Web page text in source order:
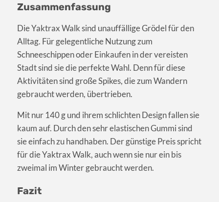
Zusammenfassung
Die Yaktrax Walk sind unauffällige Grödel für den
Alltag. Für gelegentliche Nutzung zum
Schneeschippen oder Einkaufen in der vereisten
Stadt sind sie die perfekte Wahl. Denn für diese
Aktivitäten sind große Spikes, die zum Wandern
gebraucht werden, übertrieben.
Mit nur 140 g und ihrem schlichten Design fallen sie
kaum auf. Durch den sehr elastischen Gummi sind
sie einfach zu handhaben. Der günstige Preis spricht
für die Yaktrax Walk, auch wenn sie nur ein bis
zweimal im Winter gebraucht werden.
Fazit